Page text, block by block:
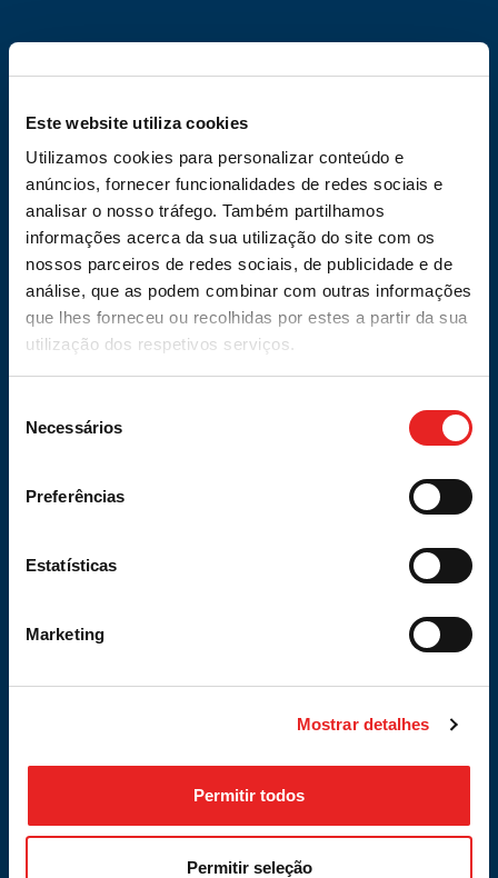
Este website utiliza cookies
Utilizamos cookies para personalizar conteúdo e
anúncios, fornecer funcionalidades de redes sociais e
analisar o nosso tráfego. Também partilhamos
informações acerca da sua utilização do site com os
nossos parceiros de redes sociais, de publicidade e de
análise, que as podem combinar com outras informações
que lhes forneceu ou recolhidas por estes a partir da sua
utilização dos respetivos serviços.
Necessários
Preferências
Estatísticas
Marketing
Mostrar detalhes
Permitir todos
Permitir seleção
Curso de inglês adaptado a
jovens adolescentes 100%
online!
O MESMO MÉTODO DE ENSINO, O
MAIS COMPLETO E FLEXÍVEL PARA
APRENDER INGLÊS.
* Campos de preenchimento obrigatório.
que li, compreendi e aceito ostermos de